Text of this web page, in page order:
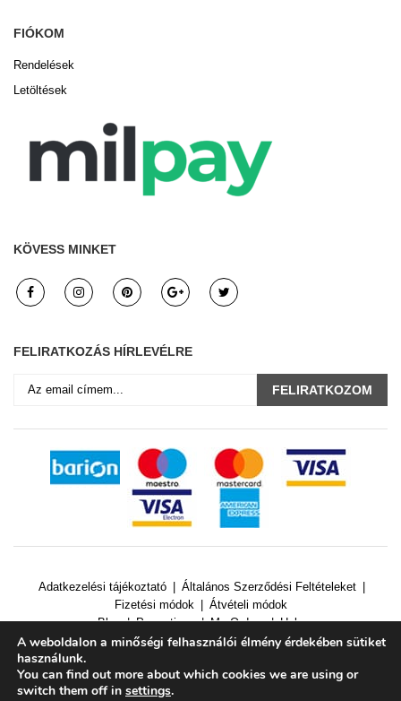
FIÓKOM
Rendelések
Letöltések
KÖVESS MINKET
FELIRATKOZÁS HÍRLEVÉLRE
FELIRATKOZOM
Adatkezelési tájékoztató
Általános Szerződési Feltételeket
Fizetési módok
Átvételi módok
Blog
Promotions My Orders Help
© 2019 GeoMag Water KFT. Minden jog fenntartva.
A weboldalon a minőségi felhasználói élmény érdekében sütiket
használunk.
You can find out more about which cookies we are using or
switch them off in settings.